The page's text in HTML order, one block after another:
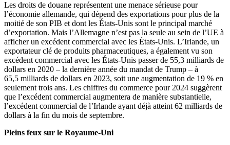
Les droits de douane représentent une menace sérieuse pour
l’économie allemande, qui dépend des exportations pour plus de la
moitié de son PIB et dont les États-Unis sont le principal marché
d’exportation. Mais l’Allemagne n’est pas la seule au sein de l’UE à
afficher un excédent commercial avec les États-Unis. L’Irlande, un
exportateur clé de produits pharmaceutiques, a également vu son
excédent commercial avec les États-Unis passer de 55,3 milliards de
dollars en 2020 – la dernière année du mandat de Trump – à
65,5 milliards de dollars en 2023, soit une augmentation de 19 % en
seulement trois ans. Les chiffres du commerce pour 2024 suggèrent
que l’excédent commercial augmentera de manière substantielle,
l’excédent commercial de l’Irlande ayant déjà atteint 62 milliards de
dollars à la fin du mois de septembre.
Pleins feux sur le Royaume-Uni